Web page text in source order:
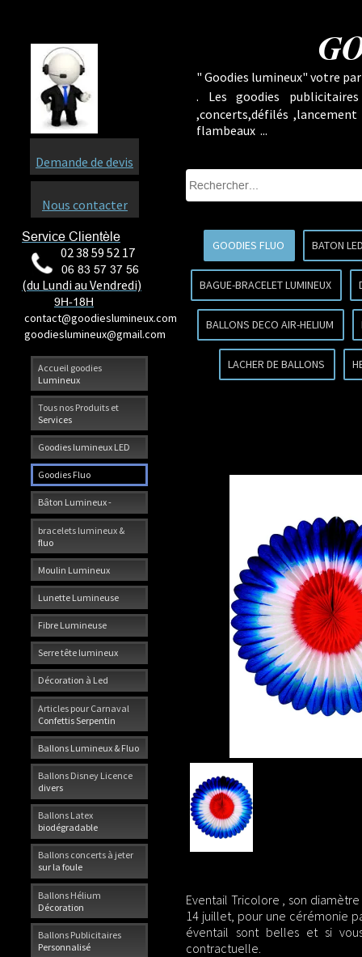
Accueil goodies
Lumineux
Tous nos Produits et
Services
Goodies lumineux LED
Goodies Fluo
Bâton Lumineux -
bracelets lumineux &
fluo
Moulin Lumineux
Lunette Lumineuse
Fibre Lumineuse
Serre tête lumineux
Décoration à Led
Articles pour Carnaval
Confettis Serpentin
Ballons Lumineux & Fluo
Ballons Disney Licence
divers
Ballons Latex
biodégradable
Ballons concerts à jeter
sur la foule
Ballons Hélium
Décoration
Ballons Publicitaires
Personnalisé
Service Clientèle
02 38 59 52 17
06 83 57 37 56
(du Lundi au Vendredi)
9H-18H
contact@goodieslumineux.com
goodieslumineux@gmail.com
Demande de devis
Nous contacter
" Goodies lumineux" votre
. Les goodies
,concerts,défilés
flambeaux ...
GOODIES FLUO BATON
BAGUE-BRACELET LUMINEUX
BALLONS DECO AIR-HELIUM
LACHER DE BALLONS
Eventail Tricolore , son
14 juillet, pour une cérémonie
éventail sont belles et si
contractuelle.